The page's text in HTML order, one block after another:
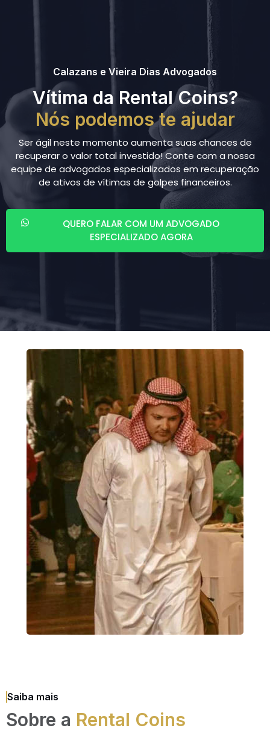
Calazans e Vieira Dias Advogados
Vítima da Rental Coins?
Nós podemos te ajudar
Ser ágil neste momento aumenta suas chances de
recuperar o valor total investido! Conte com a nossa
equipe de advogados especializados em recuperação
de ativos de vítimas de golpes financeiros.
QUERO FALAR COM UM ADVOGADO
ESPECIALIZADO AGORA
Saiba mais
Sobre a Rental Coins